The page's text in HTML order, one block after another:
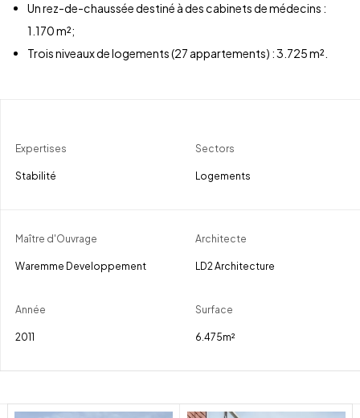
Un rez-de-chaussée destiné à des cabinets de médecins :
1.170 m²;
Trois niveaux de logements (27 appartements) : 3.725 m².
Expertises
Stabilité
Sectors
Logements
Maître d'Ouvrage
Waremme Developpement
Architecte
LD2 Architecture
Année
2011
Surface
6.475m²